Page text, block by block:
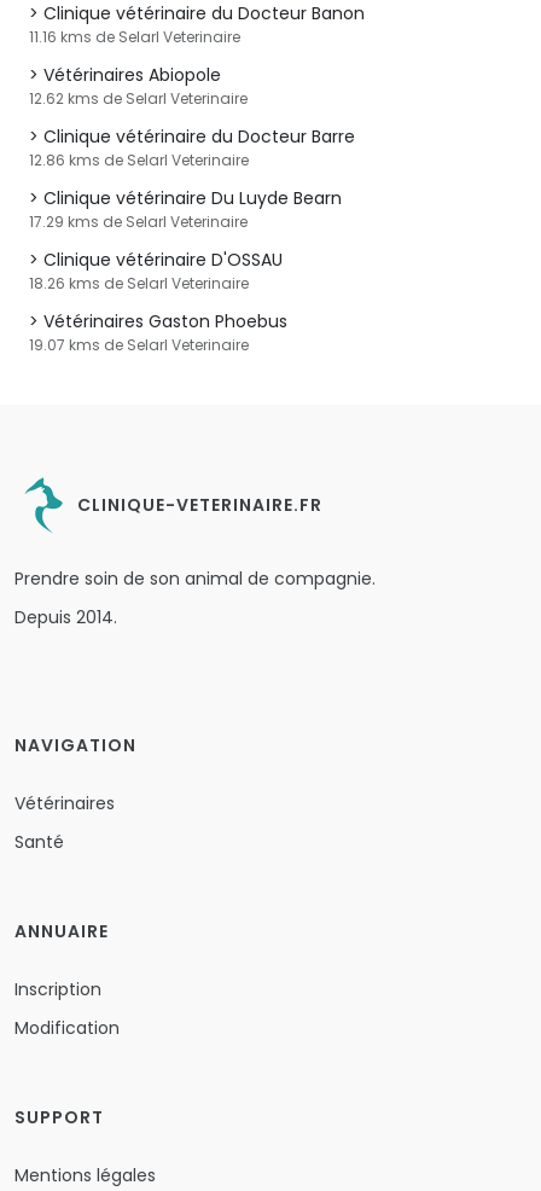
Clinique vétérinaire du Docteur Banon
11.16 kms de Selarl Veterinaire
Vétérinaires Abiopole
12.62 kms de Selarl Veterinaire
Clinique vétérinaire du Docteur Barre
12.86 kms de Selarl Veterinaire
Clinique vétérinaire Du Luyde Bearn
17.29 kms de Selarl Veterinaire
Clinique vétérinaire D'OSSAU
18.26 kms de Selarl Veterinaire
Vétérinaires Gaston Phoebus
19.07 kms de Selarl Veterinaire
CLINIQUE-VETERINAIRE.FR
Prendre soin de son animal de compagnie.
Depuis 2014.
NAVIGATION
Vétérinaires
Santé
ANNUAIRE
Inscription
Modification
SUPPORT
Mentions légales